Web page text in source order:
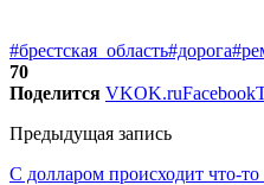
#брестская_область#дорога
70
Поделится VKOK.ruFacebook
Предыдущая запись
С долларом происходит что-